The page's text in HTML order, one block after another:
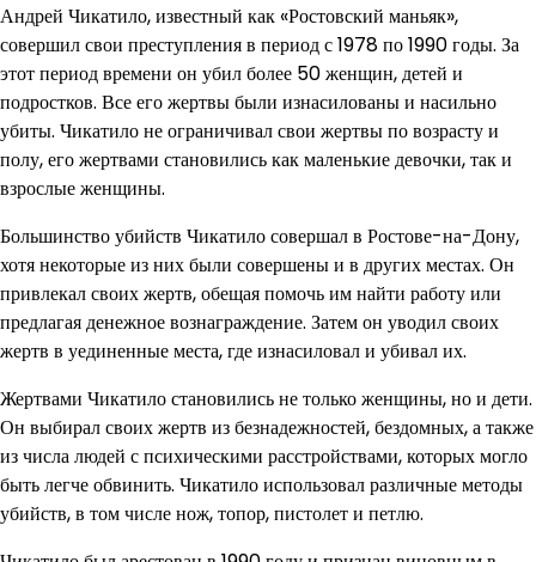
Андрей Чикатило, известный как «Ростовский маньяк»,
совершил свои преступления в период с 1978 по 1990 годы. За
этот период времени он убил более 50 женщин, детей и
подростков. Все его жертвы были изнасилованы и насильно
убиты. Чикатило не ограничивал свои жертвы по возрасту и
полу, его жертвами становились как маленькие девочки, так и
взрослые женщины.
Большинство убийств Чикатило совершал в Ростове-на-Дону,
хотя некоторые из них были совершены и в других местах. Он
привлекал своих жертв, обещая помочь им найти работу или
предлагая денежное вознаграждение. Затем он уводил своих
жертв в уединенные места, где изнасиловал и убивал их.
Жертвами Чикатило становились не только женщины, но и дети.
Он выбирал своих жертв из безнадежностей, бездомных, а также
из числа людей с психическими расстройствами, которых могло
быть легче обвинить. Чикатило использовал различные методы
убийств, в том числе нож, топор, пистолет и петлю.